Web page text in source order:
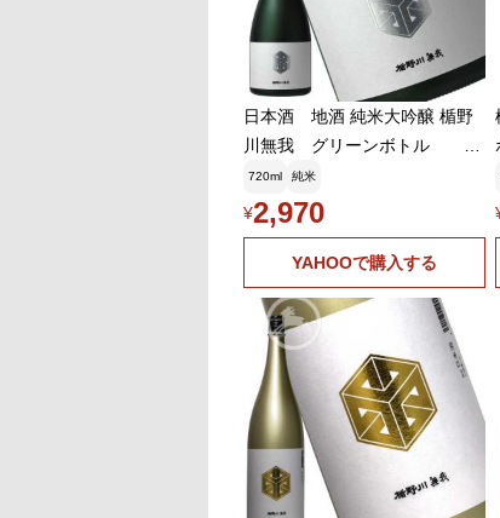
日本酒 地酒 純米大吟醸 楯野
川無我 グリーンボトル や
や甘口 720ml
720ml 純米
¥2,970
YAHOOで購入する